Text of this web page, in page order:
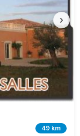
›
49 km